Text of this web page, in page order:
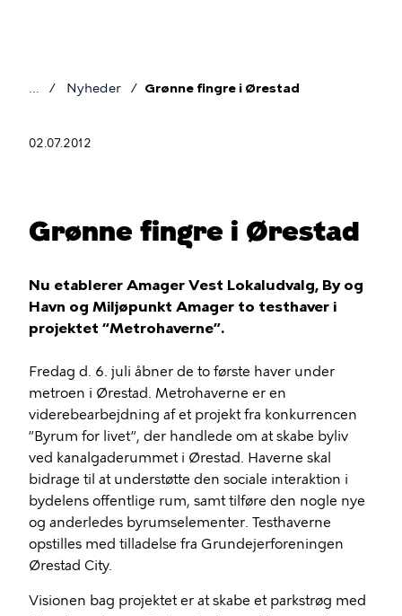
Nyheder ​Grønne fingre i Ørestad
02.07.2012
​Grønne fingre i Ørestad
Nu etablerer Amager Vest Lokaludvalg, By og
Havn og Miljøpunkt Amager to testhaver i
projektet “Metrohaverne”.
​Fredag d. 6. juli åbner de to første haver under
metroen i Ørestad. Metrohaverne er en
viderebearbejdning af et projekt fra konkurrencen
”Byrum for livet”, der handlede om at skabe byliv
ved kanalgaderummet i Ørestad. Haverne skal
bidrage til at understøtte den sociale interaktion i
bydelens offentlige rum, samt tilføre den nogle nye
og anderledes byrumselementer. Testhaverne
opstilles med tilladelse fra Grundejerforeningen
Ørestad City.
Visionen bag projektet er at skabe et parkstrøg med